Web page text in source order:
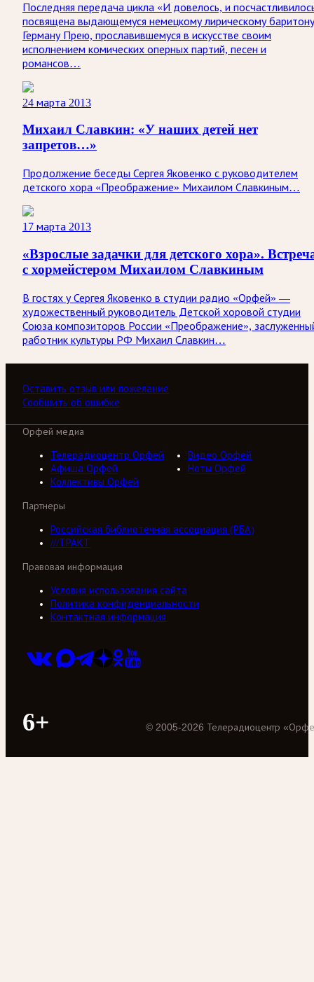
Последняя передача цикла «И довелось, и
посвящена выдающемуся немецкому лирическому баритону
Герману Прею, прославившемуся в искусстве своим
исполнением комических оперных партий, песен и
романсов…
24 марта 2013
Михаил Славкин: «У наших детей нет
запретов…»
Продолжение беседы Сергея Яковенко с руководителем
детского хора «Преображение» Михаилом Славкиным…
17 марта 2013
«Взрослые задачки для детского хора».
с хормейстером Михаилом Славкиным
В гостях у Сергея Яковенко в студии радио «Орфей» —
художественный руководитель Детской хоровой студии
Союза композиторов России «Преображение»,
работник культуры РФ Михаил Славкин…
Оставить отзыв или пожелание
Сообщить об ошибке
Орфей медиа
Телерадиоцентр Орфей
Видео Орфей
Афиша Орфей
Ноты Орфей
Коллективы Орфей
Партнеры
Российская библиотечная ассоциация (РБА)
///ТРАКТ
Правовая информация
Условия использования сайта
Политика конфиденциальности
Контактная информация
6+ © 2005-2026 Телерадиоцентр